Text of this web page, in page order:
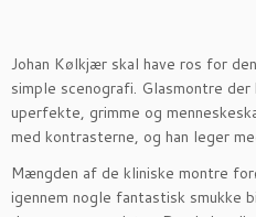
Johan Kølkjær skal have ros for
simple scenografi. Glasmontre
uperfekte, grimme og
med kontrasterne, og han leger
Mængden af de kliniske montre
igennem nogle fantastisk smukke